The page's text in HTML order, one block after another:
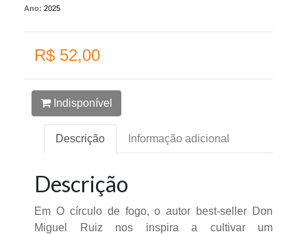
Ano: 2025
R$ 52,00
Indisponível
Descrição Informação adicional
Descrição
Em O círculo de fogo, o autor best-seller Don
Miguel Ruiz nos inspira a cultivar um